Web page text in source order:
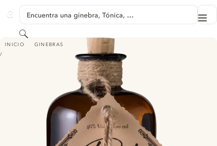
GINVENTORY
Encuentra una ginebra, Tónica, …
Buscar
INICIO GINEBRAS
PAUL DRY GIN